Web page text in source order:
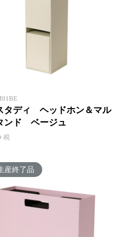
スペースを作れる学習
タディ ヘッドホン＆マル
ンド ベージュ
税
産終了品